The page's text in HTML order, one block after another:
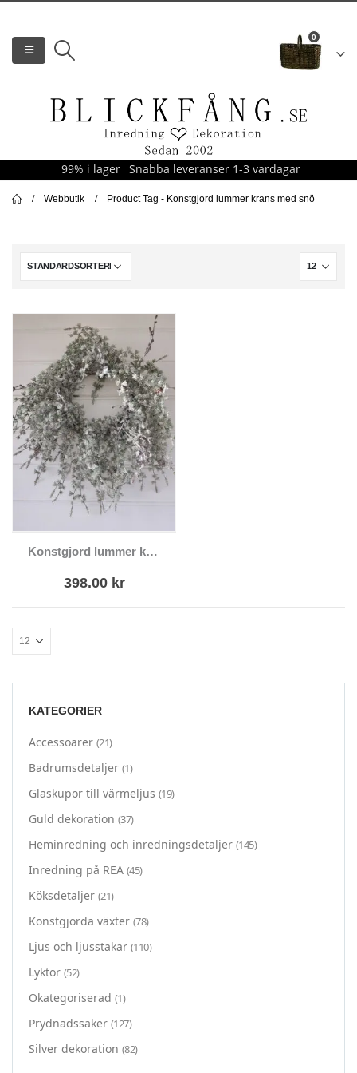
0
99% i lager Snabba leveranser 1-3 vardagar
Webbutik Product Tag - Konstgjord lummer krans med snö
Konstgjord lummer krans med snö
398.00 kr
KATEGORIER
Accessoarer (21)
Badrumsdetaljer (1)
Glaskupor till värmeljus (19)
Guld dekoration (37)
Heminredning och inredningsdetaljer (145)
Inredning på REA (45)
Köksdetaljer (21)
Konstgjorda växter (78)
Ljus och ljusstakar (110)
Lyktor (52)
Okategoriserad (1)
Prydnadssaker (127)
Silver dekoration (82)